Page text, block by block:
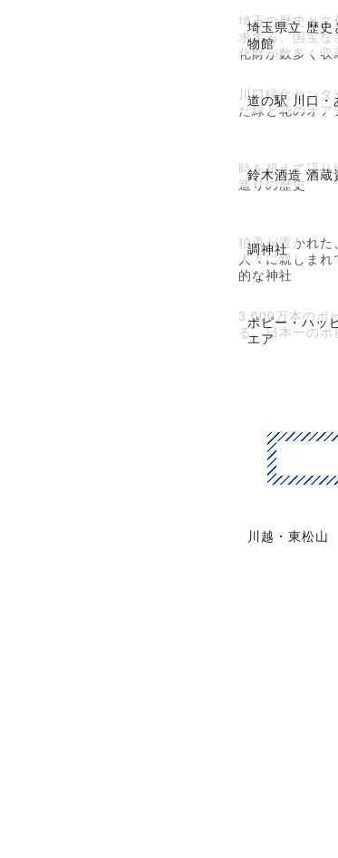
埼玉県立 歴史
物館
埼玉の歴史と文
求する、国宝な
化財が数多く収
道の駅 川口・
川口緑化センタ
た緑と花のオア
鈴木酒造 酒蔵
時を超えて語り
造りの歴史
調神社
狛兎が置かれた
人々に親しま
的な神社
ポピー・ハッ
エア
3,000万本のポ
る、日本一のポ
川越・東松山